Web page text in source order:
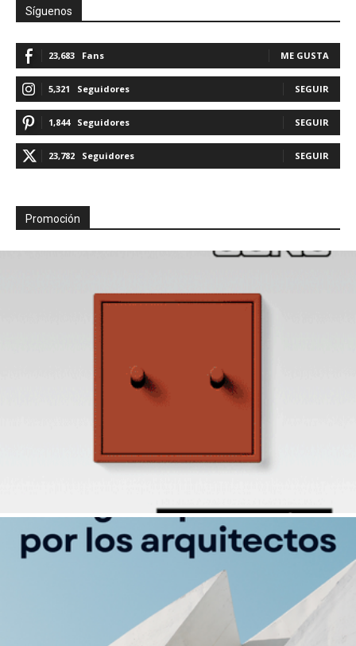
Síguenos
23,683 Fans ME GUSTA
5,321 Seguidores SEGUIR
1,844 Seguidores SEGUIR
23,782 Seguidores SEGUIR
Promoción